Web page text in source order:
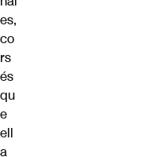
es,
co
rs
és
qu
e
ell
a